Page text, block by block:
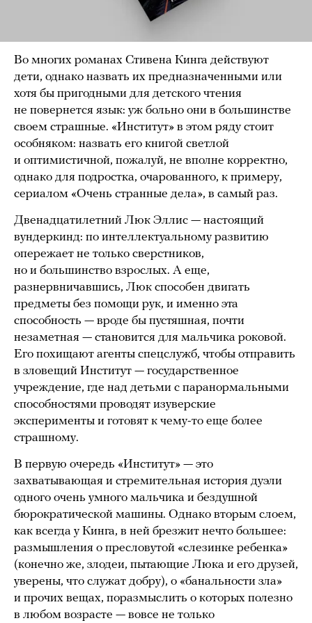
Во многих романах Стивена Кинга действуют
дети, однако назвать их предназначенными или
хотя бы пригодными для детского чтения
не повернется язык: уж больно они в большинстве
своем страшные. «Институт» в этом ряду стоит
особняком: назвать его книгой светлой
и оптимистичной, пожалуй, не вполне корректно,
однако для подростка, очарованного, к примеру,
сериалом «Очень странные дела», в самый раз.
Двенадцатилетний Люк Эллис — настоящий
вундеркинд: по интеллектуальному развитию
опережает не только сверстников,
но и большинство взрослых. А еще,
разнервничавшись, Люк способен двигать
предметы без помощи рук, и именно эта
способность — вроде бы пустяшная, почти
незаметная — становится для мальчика роковой.
Его похищают агенты спецслужб, чтобы отправить
в зловещий Институт — государственное
учреждение, где над детьми с паранормальными
способностями проводят изуверские
эксперименты и готовят к чему-то еще более
страшному.
В первую очередь «Институт» — это
захватывающая и стремительная история дуэли
одного очень умного мальчика и бездушной
бюрократической машины. Однако вторым слоем,
как всегда у Кинга, в ней брезжит нечто большее:
размышления о пресловутой «слезинке ребенка»
(конечно же, злодеи, пытающие Люка и его друзей,
уверены, что служат добру), о «банальности зла»
и прочих вещах, поразмыслить о которых полезно
в любом возрасте — вовсе не только